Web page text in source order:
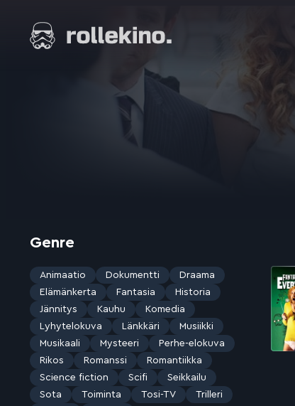
suoraan
sisältöön
Elokuvat ja elokuva-arviot | Rollekino.fi
Genre
Animaatio Dokumentti
Draama
Elämänkerta
Fantasia
Historia
Jännitys
Kauhu
Komedia
Lyhytelokuva
Länkkäri
Musiikki
Musikaali
Mysteeri
Perhe-elokuva
Rikos
Romanssi
Romantiikka
Science fiction
Scifi
Seikkailu
Sota
Toiminta Tosi-TV
Trilleri